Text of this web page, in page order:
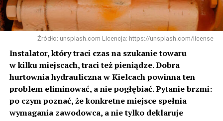
Źródło: unsplash.com Licencja: https://unsplash.com/license
Instalator, który traci czas na szukanie towaru
w kilku miejscach, traci też pieniądze. Dobra
hurtownia hydrauliczna w Kielcach powinna ten
problem eliminować, a nie pogłębiać. Pytanie brzmi:
po czym poznać, że konkretne miejsce spełnia
wymagania zawodowca, a nie tylko deklaruje